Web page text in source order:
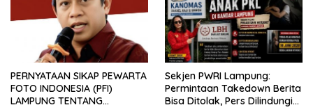
PERNYATAAN SIKAP PEWARTA
FOTO INDONESIA (PFI)
LAMPUNG TENTANG
Sekjen PWRI Lampung:
Permintaan Takedown Berita
Bisa Ditolak, Pers Dilindungi